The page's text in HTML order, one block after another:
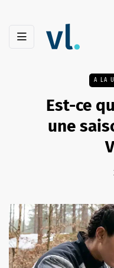
A LA
Est-ce
une